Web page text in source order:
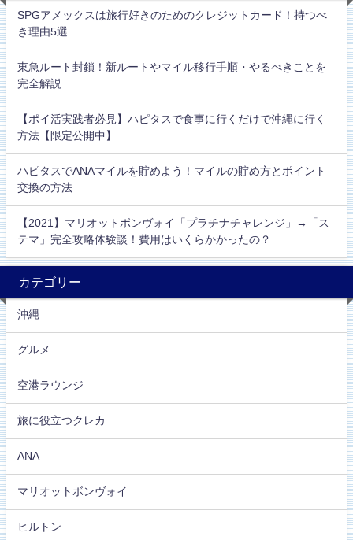
SPGアメックスは旅行好きのためのクレジットカード！持つべ
き理由5選
東急ルート封鎖！新ルートやマイル移行手順・やるべきことを
完全解説
【ポイ活実践者必見】ハピタスで食事に行くだけで沖縄に行く
方法【限定公開中】
ハピタスでANAマイルを貯めよう！マイルの貯め方とポイント
交換の方法
【2021】マリオットボンヴォイ「プラチナチャレンジ」→「ス
テマ」完全攻略体験談！費用はいくらかかったの？
カテゴリー
沖縄
グルメ
空港ラウンジ
旅に役立つクレカ
ANA
マリオットボンヴォイ
ヒルトン